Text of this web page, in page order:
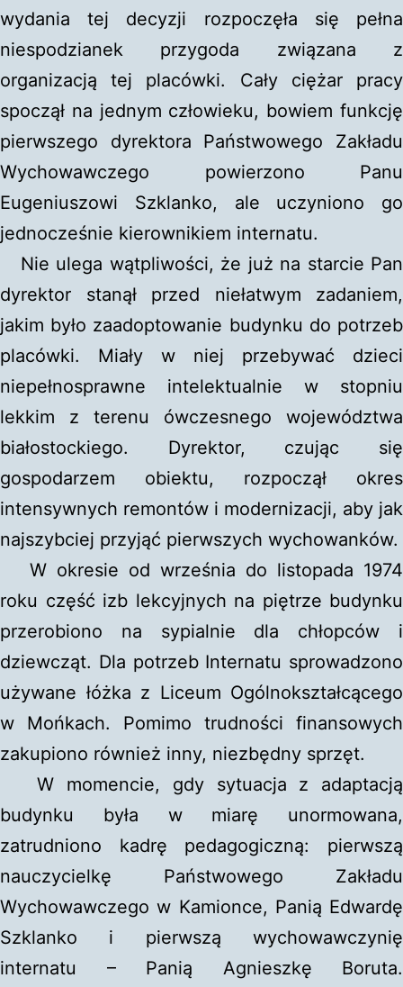
wydania tej decyzji rozpoczęła się pełna
niespodzianek przygoda związana z
organizacją tej placówki. Cały ciężar pracy
spoczął na jednym człowieku, bowiem funkcję
pierwszego dyrektora Państwowego Zakładu
Wychowawczego powierzono Panu
Eugeniuszowi Szklanko, ale uczyniono go
jednocześnie kierownikiem internatu.
Nie ulega wątpliwości, że już na starcie Pan
dyrektor stanął przed niełatwym zadaniem,
jakim było zaadoptowanie budynku do potrzeb
placówki. Miały w niej przebywać dzieci
niepełnosprawne intelektualnie w stopniu
lekkim z terenu ówczesnego województwa
białostockiego. Dyrektor, czując się
gospodarzem obiektu, rozpoczął okres
intensywnych remontów i modernizacji, aby jak
najszybciej przyjąć pierwszych wychowanków.
W okresie od września do listopada 1974
roku część izb lekcyjnych na piętrze budynku
przerobiono na sypialnie dla chłopców i
dziewcząt. Dla potrzeb Internatu sprowadzono
używane łóżka z Liceum Ogólnokształcącego
w Mońkach. Pomimo trudności finansowych
zakupiono również inny, niezbędny sprzęt.
W momencie, gdy sytuacja z adaptacją
budynku była w miarę unormowana,
zatrudniono kadrę pedagogiczną: pierwszą
nauczycielkę Państwowego Zakładu
Wychowawczego w Kamionce, Panią Edwardę
Szklanko i pierwszą wychowawczynię
internatu – Panią Agnieszkę Boruta.